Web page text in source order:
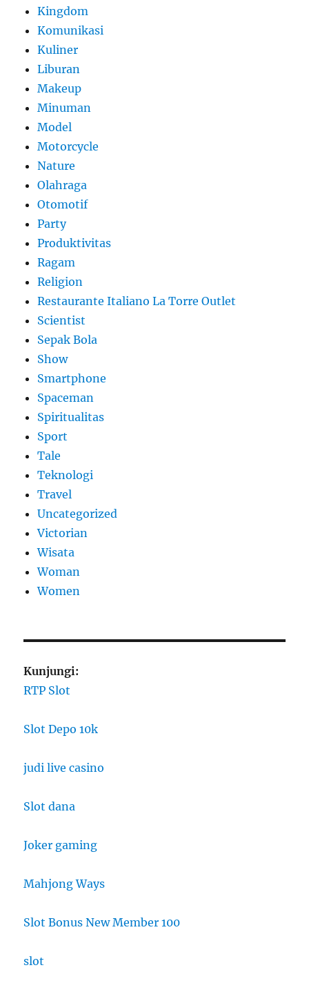
Kingdom
Komunikasi
Kuliner
Liburan
Makeup
Minuman
Model
Motorcycle
Nature
Olahraga
Otomotif
Party
Produktivitas
Ragam
Religion
Restaurante Italiano La Torre Outlet
Scientist
Sepak Bola
Show
Smartphone
Spaceman
Spiritualitas
Sport
Tale
Teknologi
Travel
Uncategorized
Victorian
Wisata
Woman
Women
Kunjungi:
RTP Slot
Slot Depo 10k
judi live casino
Slot dana
Joker gaming
Mahjong Ways
Slot Bonus New Member 100
slot